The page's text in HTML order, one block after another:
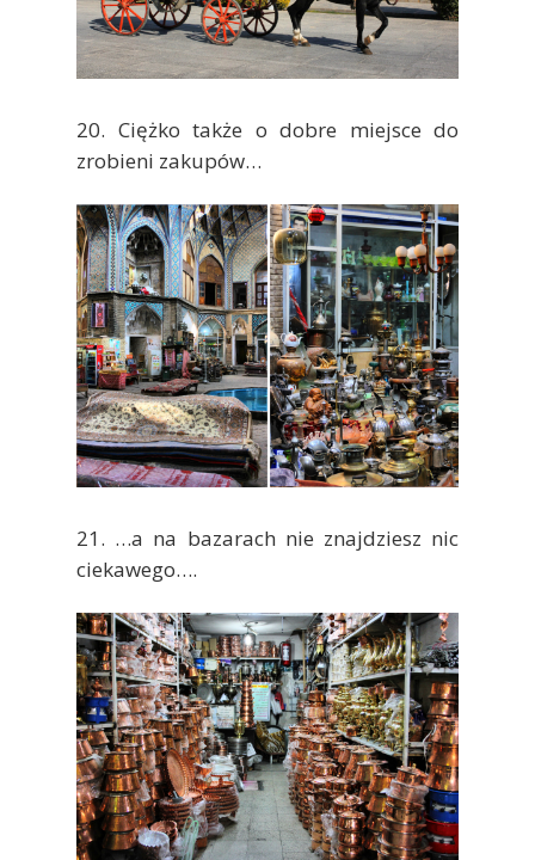
20. Ciężko także o dobre miejsce do
zrobieni zakupów…
21. …a na bazarach nie znajdziesz nic
ciekawego….